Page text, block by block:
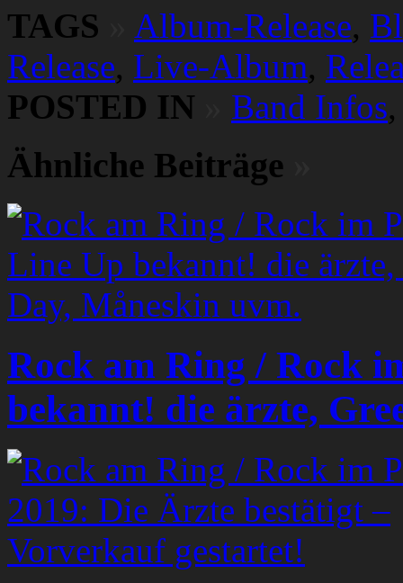
TAGS Album-Release,
Release, Live-Album,
POSTED IN
Band Infos
Ähnliche Beiträge
Rock am Ring / Rock
bekannt! die ärzte,